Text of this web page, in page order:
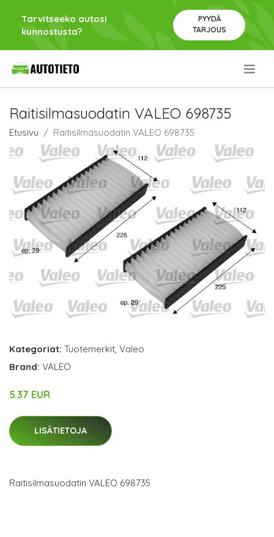
Tarvitseeko autosi
kunnostusta?
PYYDÄ
TARJOUS
Raitisilmasuodatin VALEO 698735
Etusivu Raitisilmasuodatin VALEO 698735
Kategoriat: Tuotemerkit, Valeo
Brand: VALEO
5.37 EUR
LISÄTIETOJA
Raitisilmasuodatin VALEO 698735